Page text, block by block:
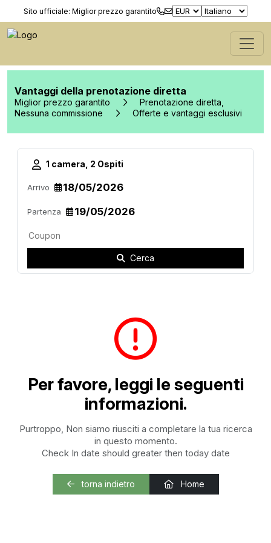
Sito ufficiale: Miglior prezzo garantito
Vantaggi della prenotazione diretta
Miglior prezzo garantito
Prenotazione diretta,
Nessuna commissione
Offerte e vantaggi esclusivi
1 camera, 2 Ospiti
Arrivo
Partenza
Cerca
Per favore, leggi le seguenti
informazioni.
Purtroppo, Non siamo riusciti a completare la tua ricerca
in questo momento.
Check In date should greater then today date
torna indietro Home